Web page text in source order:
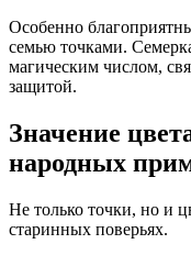
Особенно
семью точками.
магическим числом,
защитой.
Значение
народных
Не только точки, но и
старинных поверьях.